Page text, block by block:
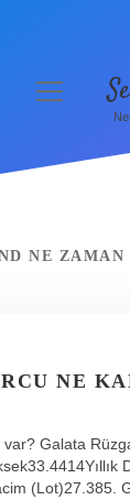
menüyü
aç
NE ZAMAN
NE
var? Galata
(Lot)27.385.